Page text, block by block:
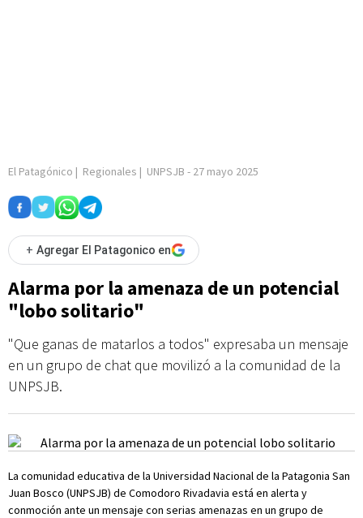
El Patagónico | Regionales | UNPSJB - 27 mayo 2025
+ Agregar El Patagonico en
Alarma por la amenaza de un potencial
"lobo solitario"
"Que ganas de matarlos a todos" expresaba un mensaje
en un grupo de chat que movilizó a la comunidad de la
UNPSJB.
La comunidad educativa de la Universidad Nacional de la Patagonia San
Juan Bosco (UNPSJB) de Comodoro Rivadavia está en alerta y
conmoción ante un mensaje con serias amenazas en un grupo de